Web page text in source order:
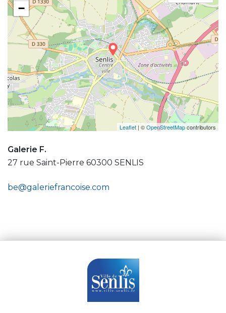
−
Leaflet | ©OpenStreetMapcontributors
Galerie F.
27 rue Saint-Pierre 60300 SENLIS
be@galeriefrancoise.com